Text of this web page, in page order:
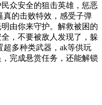
众安全的狙击英雄，惩恶
真的击败特效，感受子弹
由你来守护。解救被困的
，不要被敌人发现了，躲
多种类武器，ak等供玩
完成悬赏任务，还能解锁